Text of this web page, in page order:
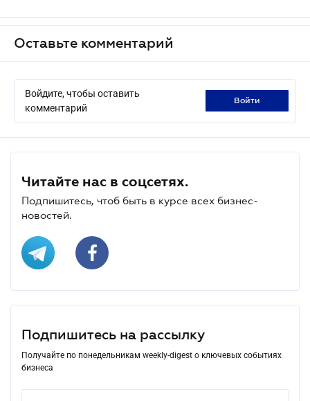
Оставьте комментарий
Войдите, чтобы оставить
комментарий
войти
Читайте нас в соцсетях.
Подпишитесь, чтоб быть в курсе всех бизнес-
новостей.
Подпишитесь на рассылку
Получайте по понедельникам weekly-digest о ключевых событиях
бизнеса